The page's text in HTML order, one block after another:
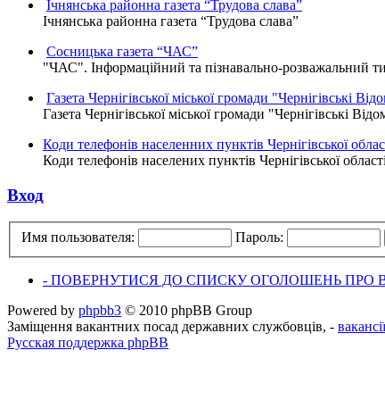
Ічнянська районна газета “Трудова слава”
Ічнянська районна газета “Трудова слава”
Сосницька газета “ЧАС”
"ЧАС". Інформаційний та пізнавально-розважальний
Газета Чернігівської міської громади "Чернігівські
Газета Чернігівської міської громади "Чернігівські
Коди телефонів населенних пунктів Чернігівської
Коди телефонів населених пунктів Чернігівської
Вход
Имя пользователя: Пароль:
- ПОВЕРНУТИСЯ ДО СПИСКУ ОГОЛОШЕНЬ ПРО
Powered by phpbb3 © 2010 phpBB Group
Заміщення вакантних посад державних службовців, -
Русская поддержка phpBB